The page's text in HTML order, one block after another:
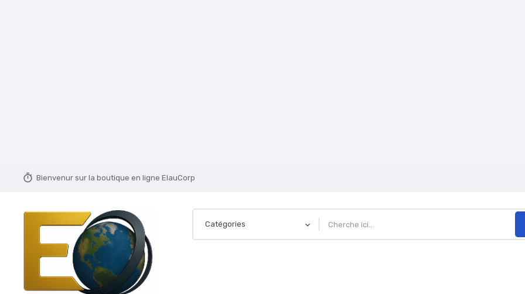
timer Bienvenur sur la boutique en ligne ElauCorp